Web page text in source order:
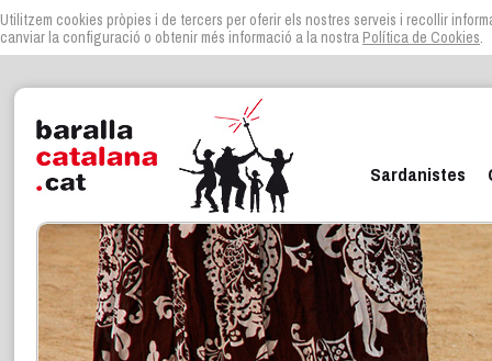
Utilitzem cookies pròpies i de tercers per oferir els nostres serveis i recollir
canviar la configuració o obtenir més informació a la nostra Política de Cookies.
Sardanistes